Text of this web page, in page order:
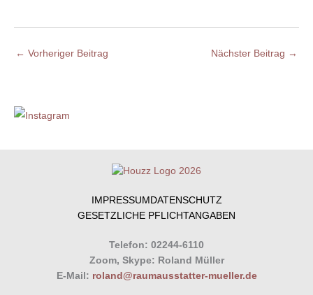
← Vorheriger Beitrag Nächster Beitrag →
IMPRESSUM DATENSCHUTZ
GESETZLICHE PFLICHTANGABEN
Telefon: 02244-6110
Zoom, Skype: Roland Müller
E-Mail: roland@raumausstatter-mueller.de